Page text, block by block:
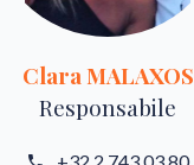
Clara MALAXOS
Responsabile